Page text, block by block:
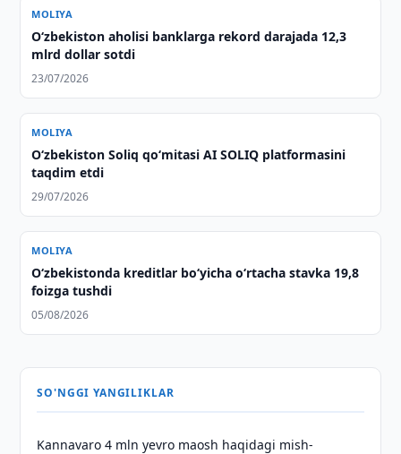
MOLIYA
O‘zbekiston aholisi banklarga rekord darajada 12,3
mlrd dollar sotdi
23/07/2026
MOLIYA
O‘zbekiston Soliq qo‘mitasi AI SOLIQ platformasini
taqdim etdi
29/07/2026
MOLIYA
O‘zbekistonda kreditlar bo‘yicha o‘rtacha stavka 19,8
foizga tushdi
05/08/2026
SO'NGGI YANGILIKLAR
Kannavaro 4 mln yevro maosh haqidagi mish-